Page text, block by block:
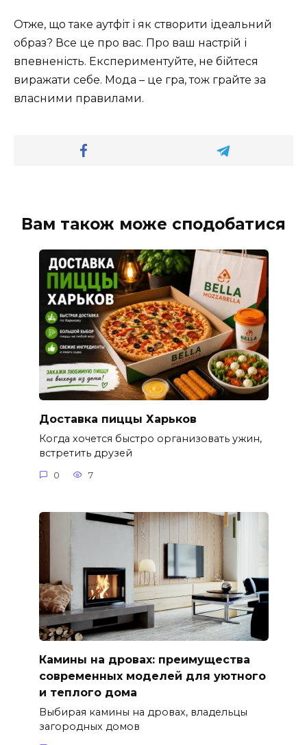
Отже, що таке аутфіт і як створити ідеальний
образ? Все це про вас. Про ваш настрій і
впевненість. Експериментуйте, не бійтеся
виражати себе. Мода – це гра, тож грайте за
власними правилами.
Вам також може сподобатися
Доставка пиццы Харьков
Когда хочется быстро организовать ужин,
встретить друзей
0 7
Камины на дровах: преимущества
современных моделей для уютного
и теплого дома
Выбирая камины на дровах, владельцы
загородных домов